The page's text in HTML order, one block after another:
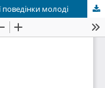
поведінки молоді